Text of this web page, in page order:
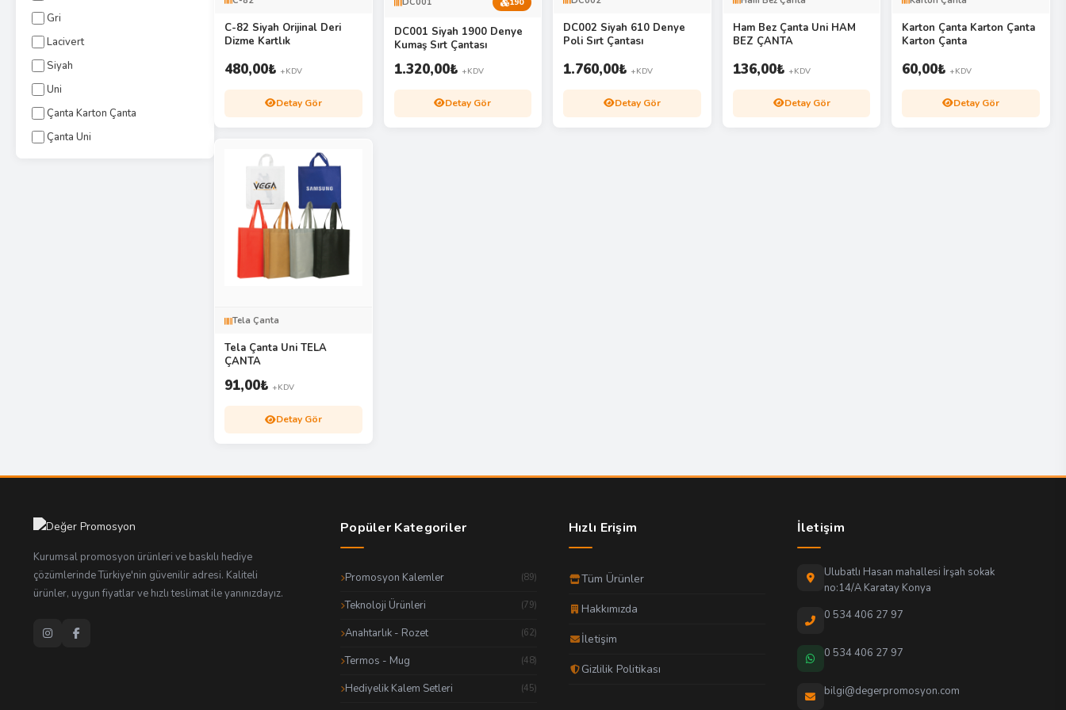
Gri
Lacivert
Siyah
Uni
Çanta Karton Çanta
Çanta Uni
C-82 Siyah Orijinal Deri
Dizme Kartlık
480,00₺ +KDV
Detay Gör
DC001 Siyah 1900 Denye
Kumaş Sırt Çantası
1.320,00₺ +KDV
Detay Gör
DC002 Siyah 610 Denye
Poli Sırt Çantası
1.760,00₺ +KDV
Detay Gör
Ham Bez Çanta Uni HAM
BEZ ÇANTA
136,00₺ +KDV
Detay Gör
Karton Çanta Karton Çanta
Karton Çanta
60,00₺ +KDV
Detay Gör
Tela Çanta
Tela Çanta Uni TELA
ÇANTA
91,00₺ +KDV
Detay Gör
Kurumsal promosyon ürünleri ve baskılı hediye
çözümlerinde Türkiye'nin güvenilir adresi. Kaliteli
ürünler, uygun fiyatlar ve hızlı teslimat ile yanınızdayız.
Popüler Kategoriler
Promosyon Kalemler (89)
Teknoloji Ürünleri (79)
Anahtarlık - Rozet (62)
Termos - Mug (48)
Hediyelik Kalem Setleri (45)
Hızlı Erişim
Tüm Ürünler
Hakkımızda
İletişim
Gizlilik Politikası
İletişim
Ulubatlı Hasan mahallesi İrşah sokak
no:14/A Karatay Konya
0 534 406 27 97
0 534 406 27 97
bilgi@degerpromosyon.com